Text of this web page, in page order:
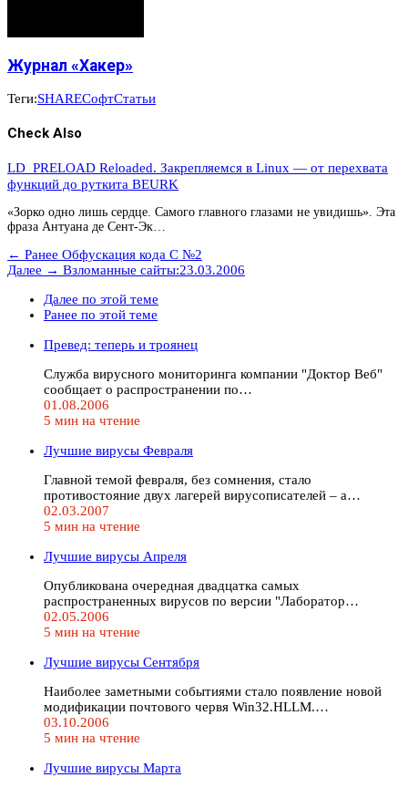
Журнал «Хакер»
Теги:SHAREСофтСтатьи
Check Also
LD_PRELOAD Reloaded. Закрепляемся в Linux — от перехвата
функций до руткита BEURK
«Зорко одно лишь сердце. Самого главного глазами не увидишь». Эта
фраза Антуана де Сент-Эк…
← Ранее Обфускация кода C №2
Далее → Взломанные сайты:23.03.2006
Далее по этой теме
Ранее по этой теме
Превед: теперь и троянец
Служба вирусного мониторинга компании "Доктор Веб"
сообщает о распространении по…
01.08.2006
5 мин на чтение
Лучшие вирусы Февраля
Главной темой февраля, без сомнения, стало
противостояние двух лагерей вирусописателей – а…
02.03.2007
5 мин на чтение
Лучшие вирусы Апреля
Опубликована очередная двадцатка самых
распространенных вирусов по версии "Лаборатор…
02.05.2006
5 мин на чтение
Лучшие вирусы Сентября
Наиболее заметными событиями стало появление новой
модификации почтового червя Win32.HLLM.…
03.10.2006
5 мин на чтение
Лучшие вирусы Марта